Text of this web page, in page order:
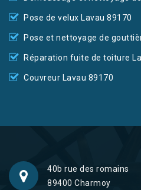
Pose de velux Lavau 89170
Pose et nettoyage de
Réparation fuite de toiture
Couvreur Lavau 89170
40b rue des romains
89400 Charmoy